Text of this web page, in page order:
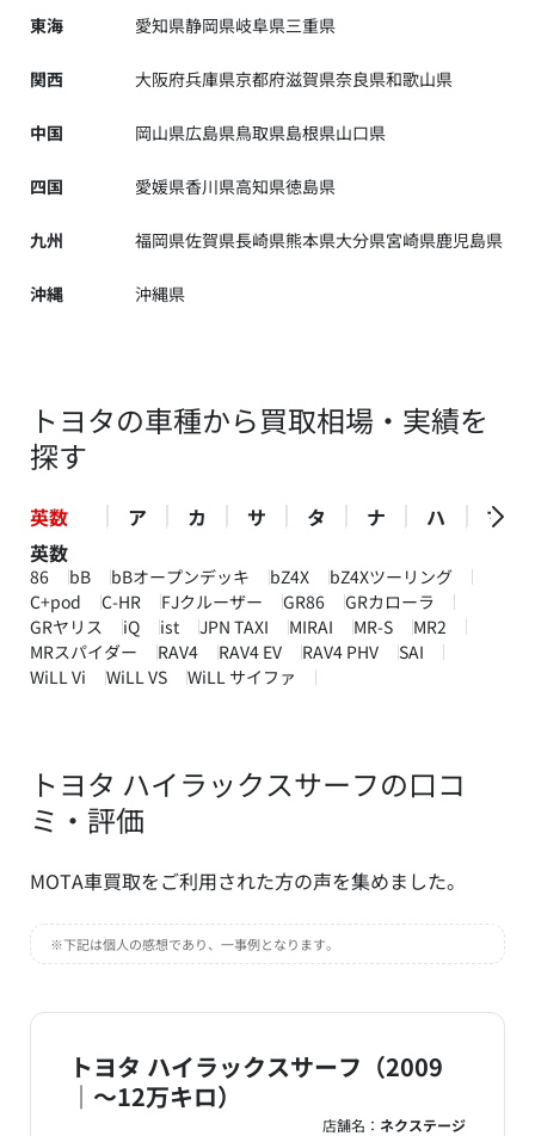
東海 愛知県静岡県岐阜県三重県
関西 大阪府兵庫県京都府滋賀県奈良県和歌山県
中国 岡山県広島県鳥取県島根県山口県
四国 愛媛県香川県高知県徳島県
九州 福岡県佐賀県長崎県熊本県大分県宮崎県鹿児島県
沖縄 沖縄県
トヨタの車種から買取相場・実績を
探す
英数 ア カ サ タ ナ ハ
マ
英数
86 bB bBオープンデッキ bZ4X
bZ4Xツーリング
C+pod
C-HR FJクルーザー GR86
GRカローラ
GRヤリス
iQ ist JPN TAXI MIRAI MR-S
MR2
MRスパイダー
RAV4 RAV4 EV RAV4 PHV
SAI
WiLL Vi
WiLL VS WiLL サイファ
トヨタ ハイラックスサーフの口コ
ミ・評価
MOTA車買取をご利用された方の声を集めました。
※下記は個人の感想であり、一事例となります。
トヨタ ハイラックスサーフ（2009
｜～12万キロ）
店舗名： ネクステージ